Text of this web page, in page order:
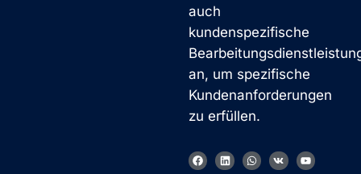
auch
kundenspezifische
an, um spezifische
Kundenanforderungen
zu erfüllen.
F
a
L
i
W
h
V
k
Y
o